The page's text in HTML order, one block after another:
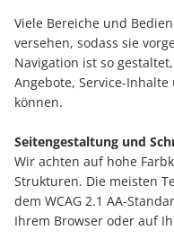
Viele Bereiche und
versehen, sodass sie
Navigation ist so
Angebote, Service-
können.
Seitengestaltung und
Wir achten auf hohe
Strukturen. Die meisten
dem WCAG 2.1 AA-
Ihrem Browser oder auf